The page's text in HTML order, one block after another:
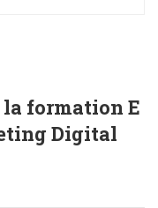
formation E
Digital